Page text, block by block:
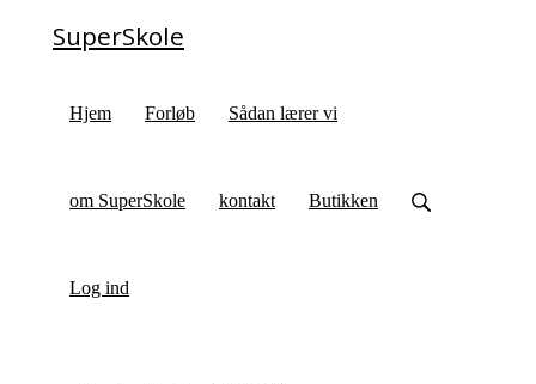
SuperSkole
Hjem Forløb Sådan lærer vi
om SuperSkole kontakt Butikken
Log ind